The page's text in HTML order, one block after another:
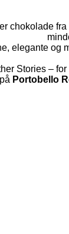
chokolade fra
elegante og
Stories –
på Portobello